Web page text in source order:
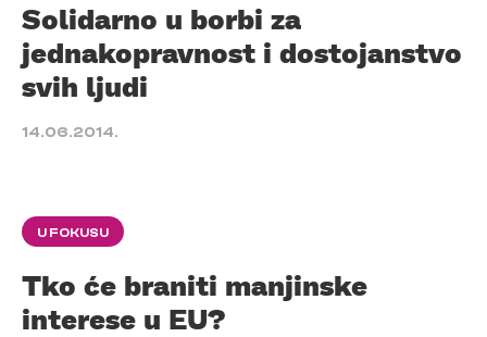
Solidarno u borbi za
jednakopravnost i dostojanstvo
svih ljudi
14.06.2014.
U FOKUSU
Tko će braniti manjinske
interese u EU?